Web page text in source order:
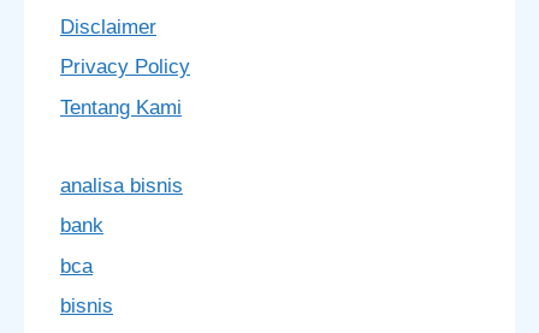
Disclaimer
Privacy Policy
Tentang Kami
analisa bisnis
bank
bca
bisnis